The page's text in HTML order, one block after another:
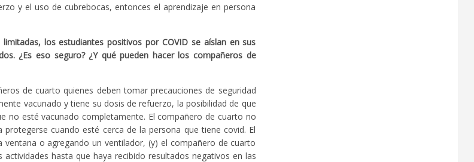
y el uso de cubrebocas, entonces el aprendizaje en persona
los estudiantes positivos por COVID se aíslan en sus
¿Es eso seguro? ¿Y qué pueden hacer los compañeros de
de cuarto quienes deben tomar precauciones de seguridad
vacunado y tiene su dosis de refuerzo, la posibilidad de que
no esté vacunado completamente. El compañero de cuarto no
cuando esté cerca de la persona que tiene covid. El
o agregando un ventilador, (y) el compañero de cuarto
hasta que haya recibido resultados negativos en las